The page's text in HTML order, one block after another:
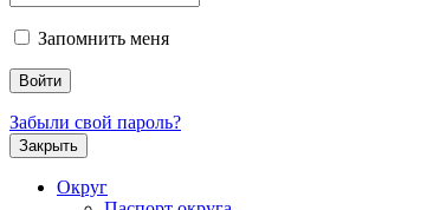
Запомнить меня
Забыли свой пароль?
Закрыть
Округ